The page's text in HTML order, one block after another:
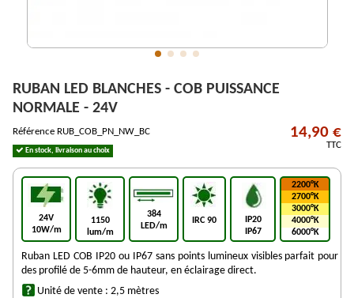
RUBAN LED BLANCHES - COB PUISSANCE
NORMALE - 24V
Référence RUB_COB_PN_NW_BC
En stock, livraison au choix
14,90 €
TTC
24V
10W/m
1150
lum/m
384
LED/m
IRC 90
IP20
IP67
2200°K
2700°K
3000°K
4000°K
6000°K
Ruban LED COB IP20 ou IP67 sans points lumineux visibles parfait pour
des profilé de 5-6mm de hauteur, en éclairage direct.
Unité de vente : 2,5 mètres